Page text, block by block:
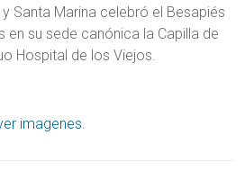
Santa Marina celebró el Besapiés
en su sede canónica la Capilla de
Hospital de los Viejos.
imagenes.